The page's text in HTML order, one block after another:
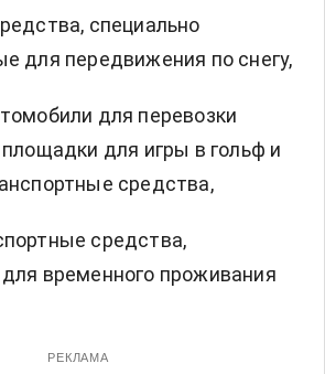
специально
для передвижения по снегу,
для перевозки
для игры в гольф и
средства,
средства,
временного проживания
РЕКЛАМА